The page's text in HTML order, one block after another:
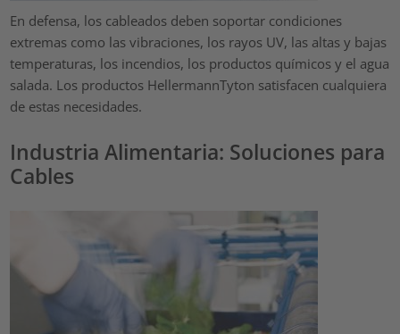
En defensa, los cableados deben soportar condiciones
extremas como las vibraciones, los rayos UV, las altas y bajas
temperaturas, los incendios, los productos químicos y el agua
salada. Los productos HellermannTyton satisfacen cualquiera
de estas necesidades.
Industria Alimentaria: Soluciones para
Cables